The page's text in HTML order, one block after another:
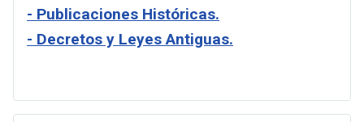
- Publicaciones Históricas.
- Decretos y Leyes Antiguas.